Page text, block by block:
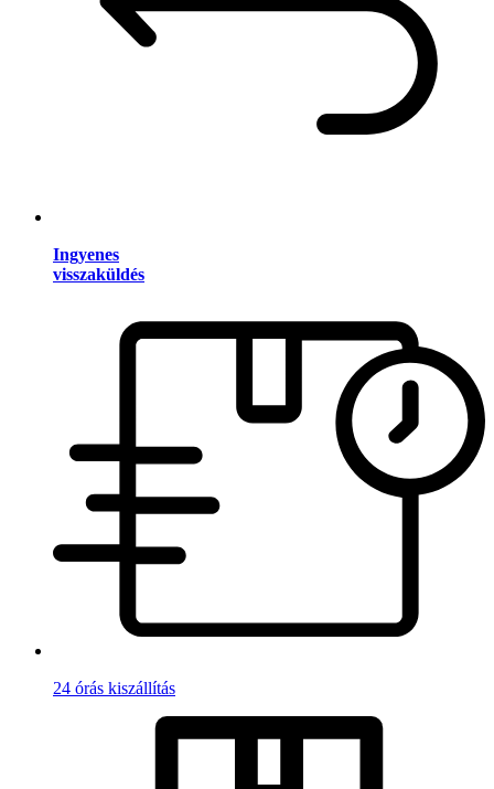
Ingyenes
visszaküldés
24 órás kiszállítás